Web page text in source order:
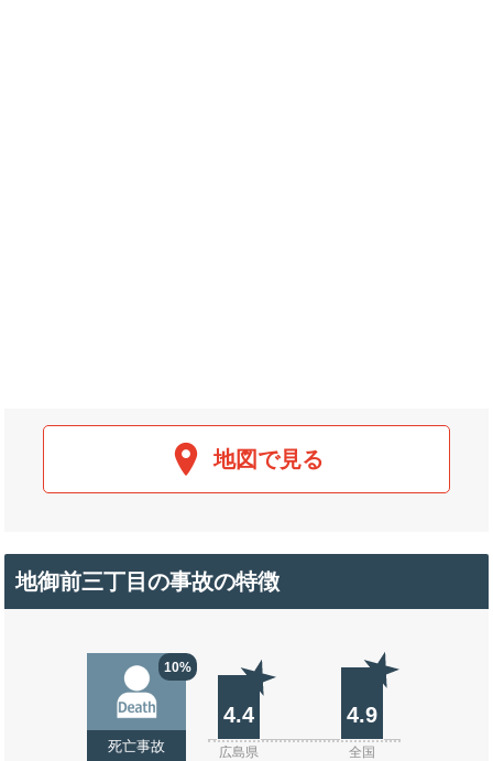
地図で見る
地御前三丁目の事故の特徴
10%
死亡事故
4.4 4.9
広島県 全国